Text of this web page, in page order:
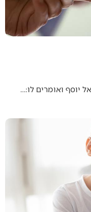
יוסף ואומרים לו:…